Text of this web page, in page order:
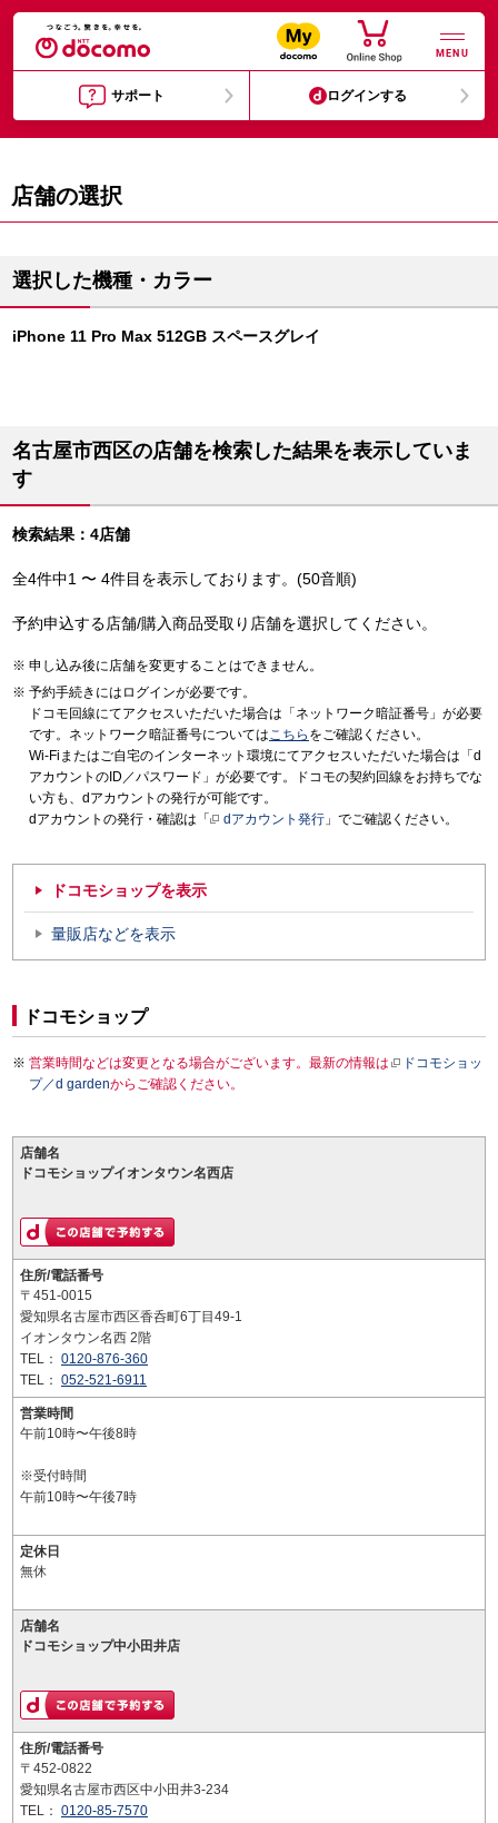
MENU
サポート ログインする
店舗の選択
選択した機種・カラー
iPhone 11 Pro Max 512GB スペースグレイ
名古屋市西区の店舗を検索した結果を表示していま
す
検索結果：4店舗
全4件中1 〜 4件目を表示しております。(50音順)
予約申込する店舗/購入商品受取り店舗を選択してください。
申し込み後に店舗を変更することはできません。
予約手続きにはログインが必要です。
ドコモ回線にてアクセスいただいた場合は「ネットワーク暗証番号」が必要
です。ネットワーク暗証番号についてはこちら をご確認ください。
Wi-Fiまたはご自宅のインターネット環境にてアクセスいただいた場合は「d
アカウントのID／パスワード」が必要です。ドコモの契約回線をお持ちでな
い方も、dアカウントの発行が可能です。
dアカウントの発行・確認は「
dアカウント発行 」でご確認ください。
ドコモショップを表示
量販店などを表示
ドコモショップ
営業時間などは変更となる場合がございます。最新の情報は
ドコモショッ
プ／d gardenからご確認ください。
店舗名
ドコモショップイオンタウン名西店
住所/電話番号
〒451-0015
愛知県名古屋市西区香呑町6丁目49-1
イオンタウン名西 2階
TEL： 0120-876-360
TEL： 052-521-6911
営業時間
午前10時〜午後8時
※受付時間
午前10時〜午後7時
定休日
無休
店舗名
ドコモショップ中小田井店
住所/電話番号
〒452-0822
愛知県名古屋市西区中小田井3-234
TEL： 0120-85-7570